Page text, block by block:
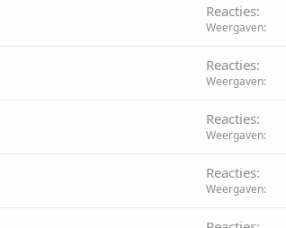
Reacties
Weergaven
Reacties
Weergaven
Reacties
Weergaven
Reacties
Weergaven